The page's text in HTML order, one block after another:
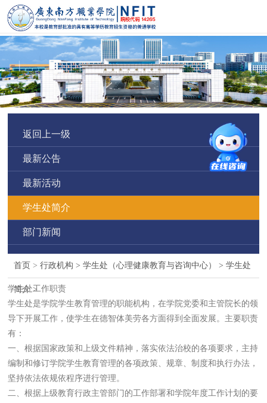
返回上一级
最新公告
最新活动
学生处简介
部门新闻
首页 >行政机构 >学生处（心理健康教育与咨询中心） >学生处
简介>
学生处工作职责
学生处是学院学生教育管理的职能机构，在学院党委和主管院长的领
导下开展工作，使学生在德智体美劳各方面得到全面发展。主要职责
有：
一、根据国家政策和上级文件精神，落实依法治校的各项要求，主持
编制和修订学院学生教育管理的各项政策、规章、制度和执行办法，
坚持依法依规依程序进行管理。
二、根据上级教育行政主管部门的工作部署和学院年度工作计划的要